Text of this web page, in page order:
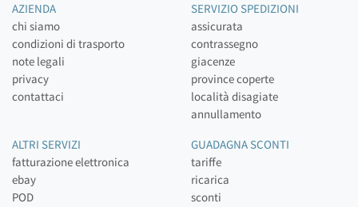
AZIENDA
chi siamo
condizioni di trasporto
note legali
privacy
contattaci
SERVIZIO SPEDIZIONI
assicurata
contrassegno
giacenze
province coperte
località disagiate
annullamento
ALTRI SERVIZI
fatturazione elettronica
ebay
POD
GUADAGNA SCONTI
tariffe
ricarica
sconti